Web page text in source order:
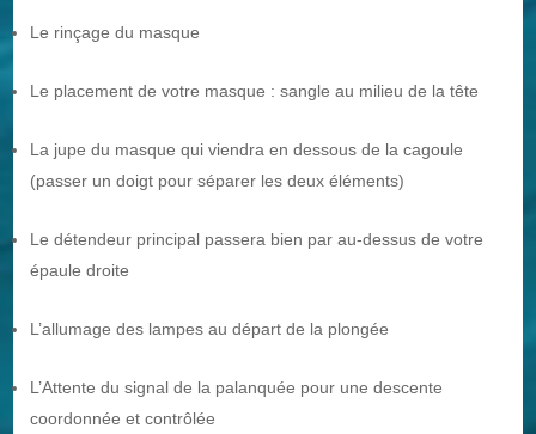
Le rinçage du masque
Le placement de votre masque : sangle au milieu de la tête
La jupe du masque qui viendra en dessous de la cagoule
(passer un doigt pour séparer les deux éléments)
Le détendeur principal passera bien par au-dessus de votre
épaule droite
L’allumage des lampes au départ de la plongée
L’Attente du signal de la palanquée pour une descente
coordonnée et contrôlée